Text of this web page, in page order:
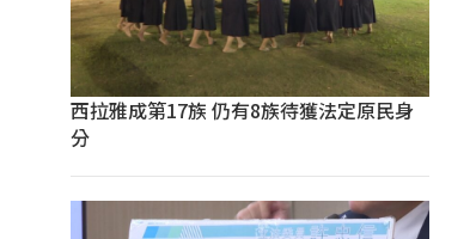
西拉雅成第17族 仍有8族待獲法定原民身
分